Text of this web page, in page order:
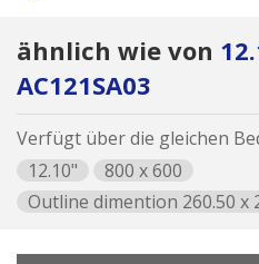
ähnlich wie von
AC121SA03
Verfügt über die gleichen
12.10"
800 x 600
Outline dimention 260.50 x